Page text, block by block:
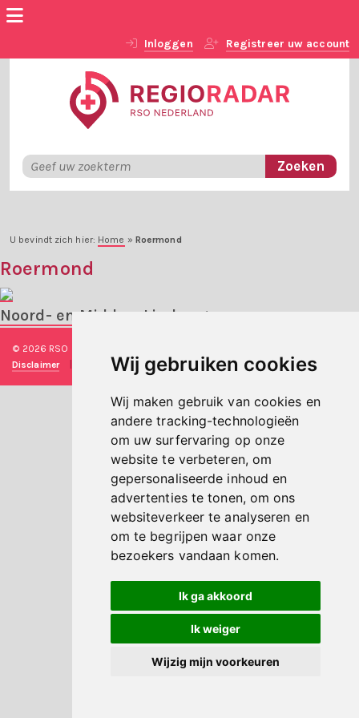
Wij gebruiken cookies
Wij maken gebruik van cookies en
andere tracking-technologieën
om uw surfervaring op onze
website te verbeteren, om
gepersonaliseerde inhoud en
advertenties te tonen, om ons
websiteverkeer te analyseren en
om te begrijpen waar onze
bezoekers vandaan komen.
Ik ga akkoord
Ik weiger
Wijzig mijn voorkeuren
Inloggen Registreer uw account
U bevindt zich hier: Home » Roermond
Roermond
Noord- en Midden-Limburg
© 2026 RSO Nederland
Disclaimer
Privacy verklaring | Technische realisatieSieronline B.V.